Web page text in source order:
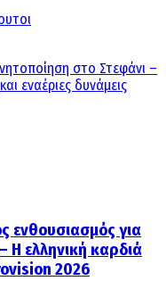
στο Στεφάνι –
εναέριες δυνάμεις
ενθουσιασμός για
Η ελληνική καρδιά
2026